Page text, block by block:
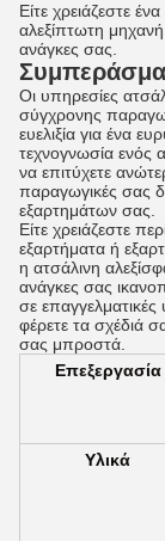
Είτε χρειάζεστε
αλεξίπτωτη μηχανή
ανάγκες σας.
Οι υπηρεσίες
σύγχρονης
ευελιξία για ένα
τεχνογνωσία ενός
να επιτύχετε
παραγωγικές σας
εξαρτημάτων σας.
Είτε χρειάζεστε
εξαρτήματα ή
η ατσάλινη
ανάγκες σας
σε
φέρετε τα σχέδιά
σας μπροστά.
Επεξεργασία
Υλικά